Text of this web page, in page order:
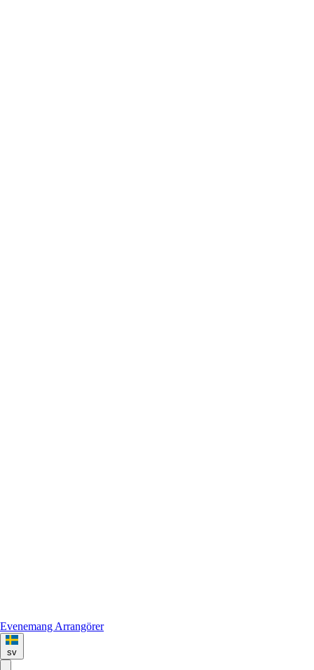
Evenemang Arrangörer
sv